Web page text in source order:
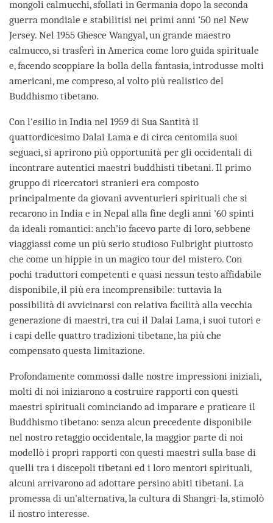
mongoli calmucchi, sfollati in Germania dopo la seconda
guerra mondiale e stabilitisi nei primi anni ’50 nel New
Jersey. Nel 1955 Ghesce Wangyal, un grande maestro
calmucco, si trasferì in America come loro guida spirituale
e, facendo scoppiare la bolla della fantasia, introdusse molti
americani, me compreso, al volto più realistico del
Buddhismo tibetano.
Con l'esilio in India nel 1959 di Sua Santità il
quattordicesimo Dalai Lama e di circa centomila suoi
seguaci, si aprirono più opportunità per gli occidentali di
incontrare autentici maestri buddhisti tibetani. Il primo
gruppo di ricercatori stranieri era composto
principalmente da giovani avventurieri spirituali che si
recarono in India e in Nepal alla fine degli anni '60 spinti
da ideali romantici: anch'io facevo parte di loro, sebbene
viaggiassi come un più serio studioso Fulbright piuttosto
che come un hippie in un magico tour del mistero. Con
pochi traduttori competenti e quasi nessun testo affidabile
disponibile, il più era incomprensibile: tuttavia la
possibilità di avvicinarsi con relativa facilità alla vecchia
generazione di maestri, tra cui il Dalai Lama, i suoi tutori e
i capi delle quattro tradizioni tibetane, ha più che
compensato questa limitazione.
Profondamente commossi dalle nostre impressioni iniziali,
molti di noi iniziarono a costruire rapporti con questi
maestri spirituali cominciando ad imparare e praticare il
Buddhismo tibetano: senza alcun precedente disponibile
nel nostro retaggio occidentale, la maggior parte di noi
modellò i propri rapporti con questi maestri sulla base di
quelli tra i discepoli tibetani ed i loro mentori spirituali,
alcuni arrivarono ad adottare persino abiti tibetani. La
promessa di un'alternativa, la cultura di Shangri-la, stimolò
il nostro interesse.